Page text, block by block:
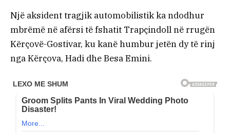
Një aksident tragjik automobilistik ka ndodhur
mbrëmë në afërsi të fshatit Trapçindoll në rrugën
Kërçovë-Gostivar, ku kanë humbur jetën dy të rinj
nga Kërçova, Hadi dhe Besa Emini.